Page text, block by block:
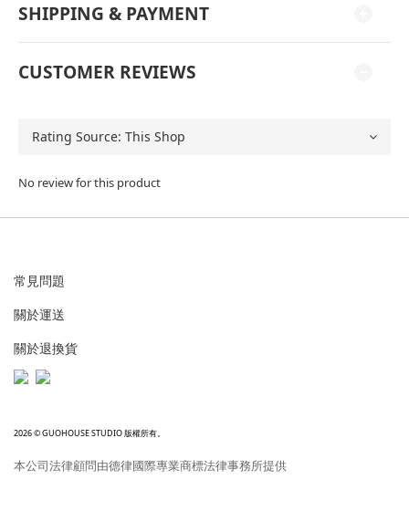
SHIPPING & PAYMENT
CUSTOMER REVIEWS
No review for this product
常見問題
關於運送
關於退換貨
2026 © GUOHOUSE STUDIO 版權所有。
本公司法律顧問由德律國際專業商標法律事務所提供